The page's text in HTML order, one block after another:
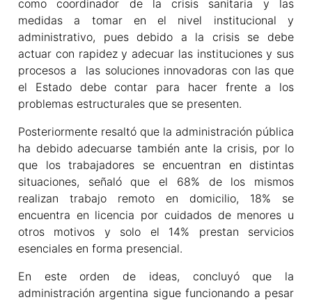
como coordinador de la crisis sanitaria y las
medidas a tomar en el nivel institucional y
administrativo, pues debido a la crisis se debe
actuar con rapidez y adecuar las instituciones y sus
procesos a las soluciones innovadoras con las que
el Estado debe contar para hacer frente a los
problemas estructurales que se presenten.
Posteriormente resaltó que la administración pública
ha debido adecuarse también ante la crisis, por lo
que los trabajadores se encuentran en distintas
situaciones, señaló que el 68% de los mismos
realizan trabajo remoto en domicilio, 18% se
encuentra en licencia por cuidados de menores u
otros motivos y solo el 14% prestan servicios
esenciales en forma presencial.
En este orden de ideas, concluyó que la
administración argentina sigue funcionando a pesar